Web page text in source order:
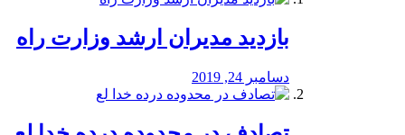
بازدید مدیران ارشد وزارت راه
دسامبر 24, 2019